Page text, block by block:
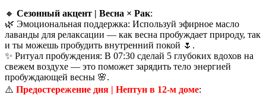
🔸 Сезонный акцент | Весна × Рак:
🌿 Эмоциональная поддержка: Используй эфирное масло
лаванды для релаксации — как весна пробуждает природу, так
и ты можешь пробудить внутренний покой 🌷.
✨ Ритуал пробуждения: В 07:30 сделай 5 глубоких вдохов на
свежем воздухе — это поможет зарядить тело энергией
пробуждающей весны 🌸.
⚠️ Предостережение дня | Нептун в 12-м доме: